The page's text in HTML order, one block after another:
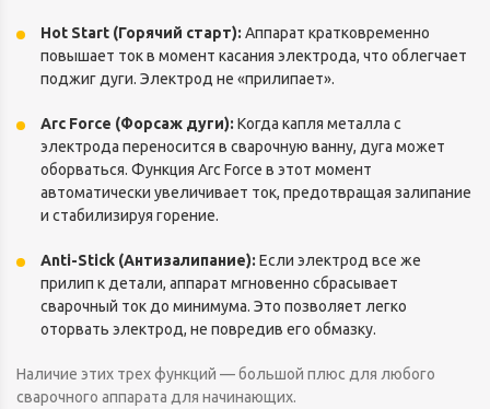
Hot Start (Горячий старт): Аппарат кратковременно
повышает ток в момент касания электрода, что облегчает
поджиг дуги. Электрод не «прилипает».
Arc Force (Форсаж дуги): Когда капля металла с
электрода переносится в сварочную ванну, дуга может
оборваться. Функция Arc Force в этот момент
автоматически увеличивает ток, предотвращая залипание
и стабилизируя горение.
Anti-Stick (Антизалипание): Если электрод все же
прилип к детали, аппарат мгновенно сбрасывает
сварочный ток до минимума. Это позволяет легко
оторвать электрод, не повредив его обмазку.
Наличие этих трех функций — большой плюс для любого
сварочного аппарата для начинающих.